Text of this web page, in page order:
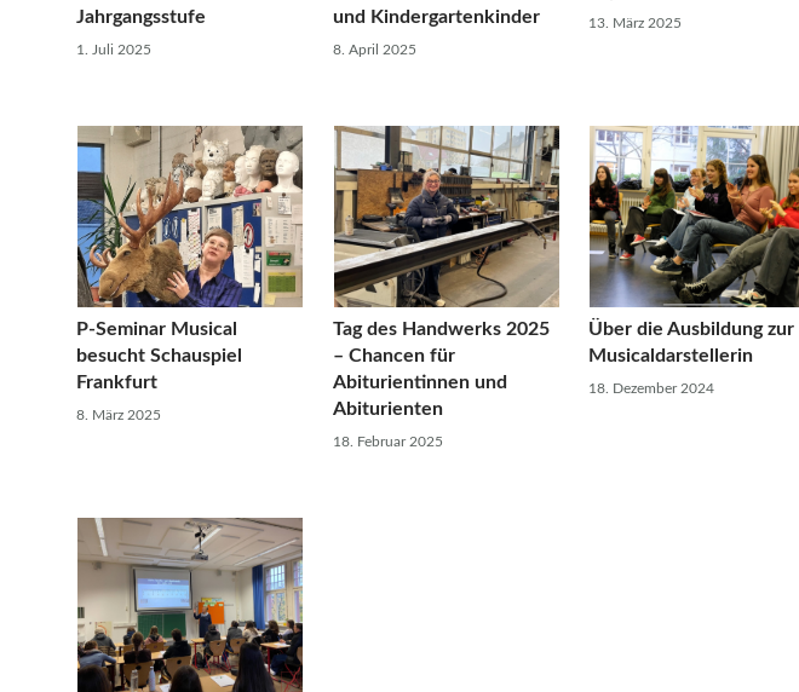
Jahrgangsstufe
1. Juli 2025
und Kindergartenkinder
8. April 2025
13. März 2025
P-Seminar Musical
besucht Schauspiel
Frankfurt
8. März 2025
Tag des Handwerks 2025
– Chancen für
Abiturientinnen und
Abiturienten
18. Februar 2025
Über die Ausbildung zur
Musicaldarstellerin
18. Dezember 2024